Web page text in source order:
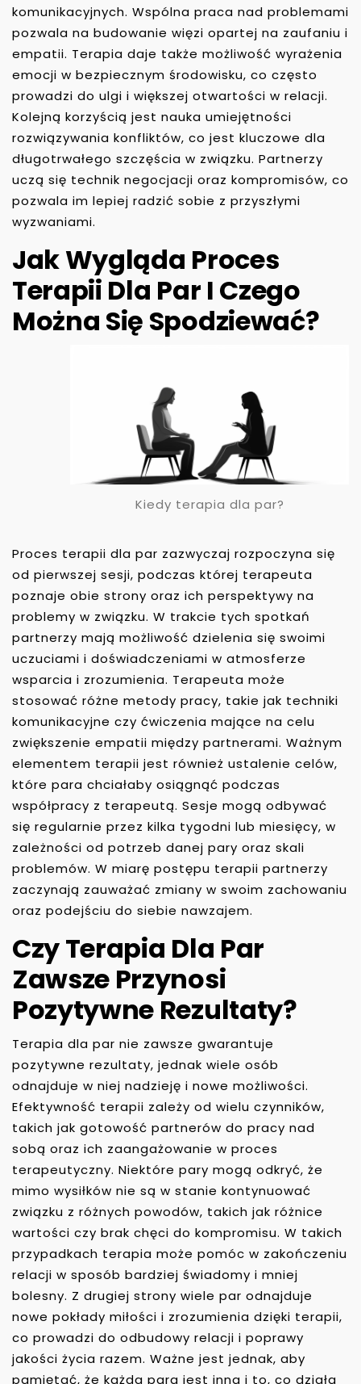
komunikacyjnych. Wspólna praca nad problemami
pozwala na budowanie więzi opartej na zaufaniu i
empatii. Terapia daje także możliwość wyrażenia
emocji w bezpiecznym środowisku, co często
prowadzi do ulgi i większej otwartości w relacji.
Kolejną korzyścią jest nauka umiejętności
rozwiązywania konfliktów, co jest kluczowe dla
długotrwałego szczęścia w związku. Partnerzy
uczą się technik negocjacji oraz kompromisów, co
pozwala im lepiej radzić sobie z przyszłymi
wyzwaniami.
Jak Wygląda Proces
Terapii Dla Par I Czego
Można Się Spodziewać?
Kiedy terapia dla par?
Proces terapii dla par zazwyczaj rozpoczyna się
od pierwszej sesji, podczas której terapeuta
poznaje obie strony oraz ich perspektywy na
problemy w związku. W trakcie tych spotkań
partnerzy mają możliwość dzielenia się swoimi
uczuciami i doświadczeniami w atmosferze
wsparcia i zrozumienia. Terapeuta może
stosować różne metody pracy, takie jak techniki
komunikacyjne czy ćwiczenia mające na celu
zwiększenie empatii między partnerami. Ważnym
elementem terapii jest również ustalenie celów,
które para chciałaby osiągnąć podczas
współpracy z terapeutą. Sesje mogą odbywać
się regularnie przez kilka tygodni lub miesięcy, w
zależności od potrzeb danej pary oraz skali
problemów. W miarę postępu terapii partnerzy
zaczynają zauważać zmiany w swoim zachowaniu
oraz podejściu do siebie nawzajem.
Czy Terapia Dla Par
Zawsze Przynosi
Pozytywne Rezultaty?
Terapia dla par nie zawsze gwarantuje
pozytywne rezultaty, jednak wiele osób
odnajduje w niej nadzieję i nowe możliwości.
Efektywność terapii zależy od wielu czynników,
takich jak gotowość partnerów do pracy nad
sobą oraz ich zaangażowanie w proces
terapeutyczny. Niektóre pary mogą odkryć, że
mimo wysiłków nie są w stanie kontynuować
związku z różnych powodów, takich jak różnice
wartości czy brak chęci do kompromisu. W takich
przypadkach terapia może pomóc w zakończeniu
relacji w sposób bardziej świadomy i mniej
bolesny. Z drugiej strony wiele par odnajduje
nowe pokłady miłości i zrozumienia dzięki terapii,
co prowadzi do odbudowy relacji i poprawy
jakości życia razem. Ważne jest jednak, aby
pamiętać, że każda para jest inna i to, co działa